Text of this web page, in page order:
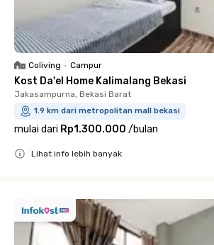
Coliving • Campur
Kost Da'el Home Kalimalang Bekasi
Jakasampurna, Bekasi Barat
1.9 km dari metropolitan mall bekasi
mulai dari Rp1.300.000 /bulan
Lihat info lebih banyak